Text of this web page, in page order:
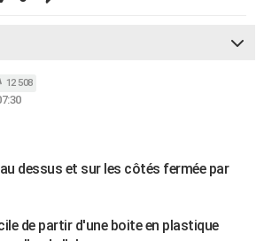
12 508
dessus et sur les côtés fermée par
de partir d'une boite en plastique